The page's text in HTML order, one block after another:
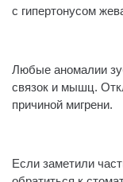
с гипертонусом
Любые аномалии
связок и мышц.
причиной мигрени.
Если заметили